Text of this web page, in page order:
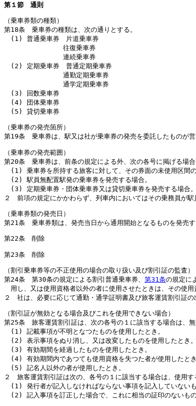
第１節 通則
（乗車券類の種類）
第18条 乗車券の種類は、次の通りとする。
(1) 普通乗車券 片道乗車券
往復乗車券
連続乗車券
(2) 定期乗車券 普通定期乗車券
通勤定期乗車券
通学定期乗車券
(3) 回数乗車券
(4) 団体乗車券
(5) 貸切乗車券
（乗車券の発売箇所）
第19条 乗車券は、駅又は社が乗車券の発売を委託したものが
（乗車券の発売範囲）
第20条 乗車券は、前条の規定による外、次の各号に掲げる場
(1) 乗車券を所持する旅客に対して、その券面の未使用区間
(2) 駅員無配置駅発の乗車券を発売する場合。
(3) 定期乗車券・団体乗車券又は貸切乗車券を発売する場合。
２ 前項の規定にかかわらず、列車内においてはその乗務員が
（乗車券類の発売日）
第21条 乗車券類は、発売当日から通用開始となるものを発売
第22条 削除
第23条 削除
（割引乗車券等の不正使用の場合の取り扱い及び割引証の監査）
第24条 第30条の規定による割引普通乗車券、 第31条の規定に
用し、又は使用資格者以外の者に使用させたときは、その使
２ 社は、必要に応じて通勤・通学証明書及び旅客運賃割引証
（割引証が無効となる場合及びこれを使用できない場合）
第25条 旅客運賃割引証は、次の各号の１に該当する場合は、無
(1) 記載事項が不明となつたものを使用したとき。
(2) 表示事項をぬり消し、又は改変したものを使用したとき。
(3) 有効期間を経過したものを使用したとき。
(4) 有効期間内であつても使用資格を失つた者が使用したとき
(5) 記名人以外の者が使用したとき。
２ 旅客運賃割引証は次の、各号の１に該当する場合は、使用す
(1) 発行者が記入しなければならない事項を記入していない
(2) 記入事項を訂正した場合で、これに相当の証印のないもの